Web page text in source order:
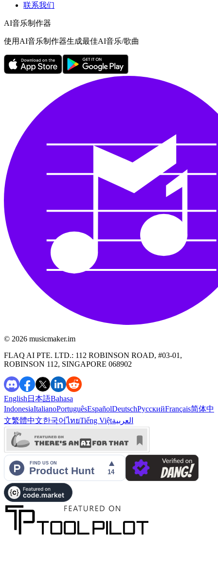
联系我们
AI音乐制作器
使用AI音乐制作器生成最佳AI音乐/歌曲
©️ 2026 musicmaker.im
FLAQ AI PTE. LTD.: 112 ROBINSON ROAD, #03-01,
ROBINSON 112, SINGAPORE 068902
English 日本語Bahasa
IndonesiaItalianoPortuguêsEspañolDeutschРусскийFrançais简体中
文繁體中文한국어ไทยTiếng Việtالعربية